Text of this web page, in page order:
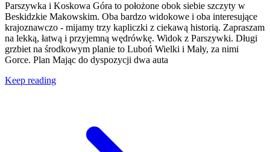
Parszywka i Koskowa Góra to położone obok siebie szczyty w
Beskidzkie Makowskim. Oba bardzo widokowe i oba interesujące
krajoznawczo - mijamy trzy kapliczki z ciekawą historią. Zapraszam
na lekką, łatwą i przyjemną wędrówkę. Widok z Parszywki. Długi
grzbiet na środkowym planie to Luboń Wielki i Mały, za nimi
Gorce. Plan Mając do dyspozycji dwa auta
Keep reading